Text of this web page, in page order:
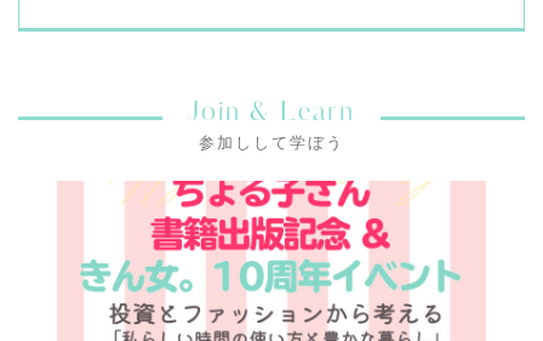
Join & Learn
参加しして学ぼう